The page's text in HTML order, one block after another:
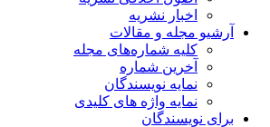
اخبار نشریه
آرشیو مجله و مقالات
کلیه شماره‌های مجله
آخرین شماره
نمایه نویسندگان
نمایه واژه های کلیدی
برای نویسندگان